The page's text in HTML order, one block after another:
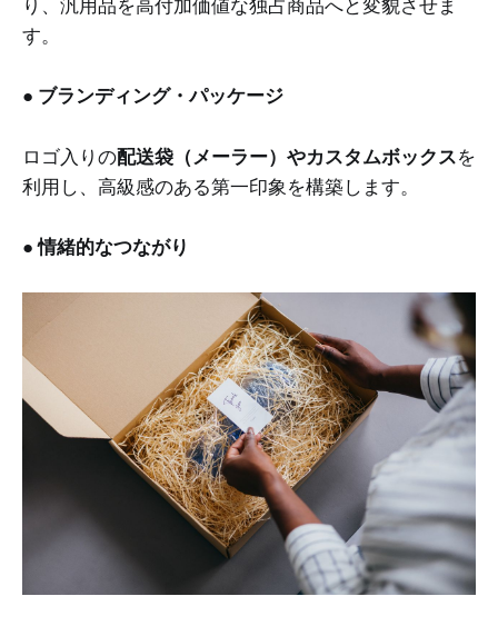
り、汎用品を高付加価値な独占商品へと変貌させま
す。
● ブランディング・パッケージ
ロゴ入りの配送袋（メーラー）やカスタムボックスを
利用し、高級感のある第一印象を構築します。
●情緒的なつながり